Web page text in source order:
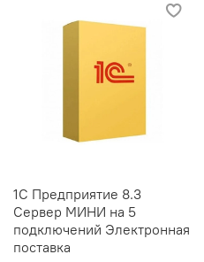
1С Предприятие 8.3
Сервер МИНИ на 5
подключений Электронная
поставка